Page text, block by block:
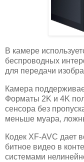
В камере
беспроводных
для передачи
Камера
Форматы 2K и 4K
сенсора без
меньше муара,
Кодек XF-AVC дает
битное видео в
системами